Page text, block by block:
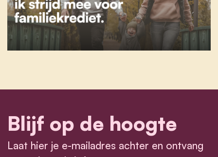
Blijf op de hoogte
Laat hier je e-mailadres achter en ontvang